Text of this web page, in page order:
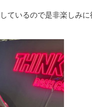
ているので是非楽しみに